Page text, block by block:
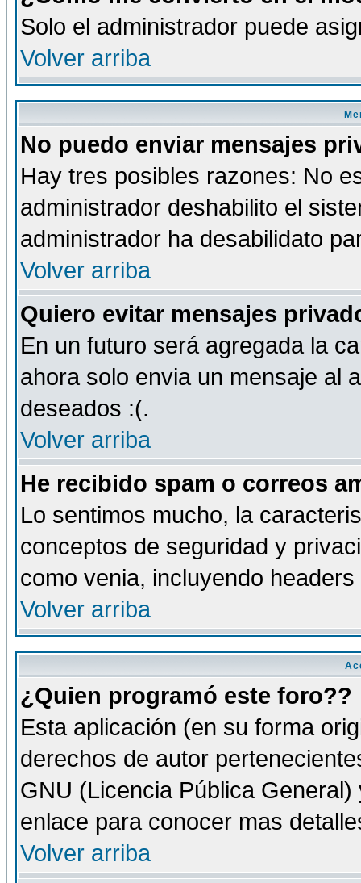
Solo el administrador puede
Volver arriba
No puedo enviar mensajes
Hay tres posibles razones: No
administrador deshabilito el
administrador ha desabilidato
Volver arriba
Quiero evitar mensajes
En un futuro será agregada la
ahora solo envia un mensaje al
deseados :(.
Volver arriba
He recibido spam o correos
Lo sentimos mucho, la
conceptos de seguridad y
como venia, incluyendo
Volver arriba
¿Quien programó este foro??
Esta aplicación (en su forma
derechos de autor
GNU (Licencia Pública
enlace para conocer mas
Volver arriba